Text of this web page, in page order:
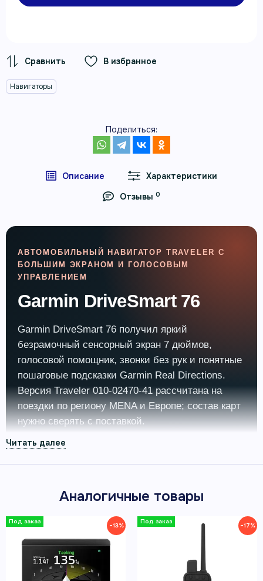
В избранное
Навигаторы
Поделиться:
Описание
Характеристики
Отзывы 0
АВТОМОБИЛЬНЫЙ НАВИГАТОР TRAVELER С
БОЛЬШИМ ЭКРАНОМ И ГОЛОСОВЫМ
УПРАВЛЕНИЕМ
Garmin DriveSmart 76
Garmin DriveSmart 76 получил яркий
безрамочный сенсорный экран 7 дюймов,
голосовой помощник, звонки без рук и понятные
пошаговые подсказки Garmin Real Directions.
Версия Traveler 010‑02470‑41 рассчитана на
поездки по региону MENA и Европе; состав карт
нужно сверять с поставкой.
Артикул 010-02470-41 · номер Garmin 010-02470-41
сенсорный экран 1024 × 600 с тонкими рамками
Аналогичные товары
−13% −17%